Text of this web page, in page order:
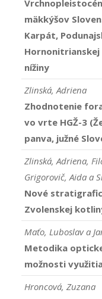
mäkkýšov
Karpát,
nížiny
Zlinská, Adriena
Zhodnotenie
vo vrte HGŽ-3
panva, južné
Zlinská, Adriena,
Grigorovič, Aida a
Nové
Zvolenskej
Maťo, Luboslav a
Metodika
možnosti
Hroncová, Zuzana